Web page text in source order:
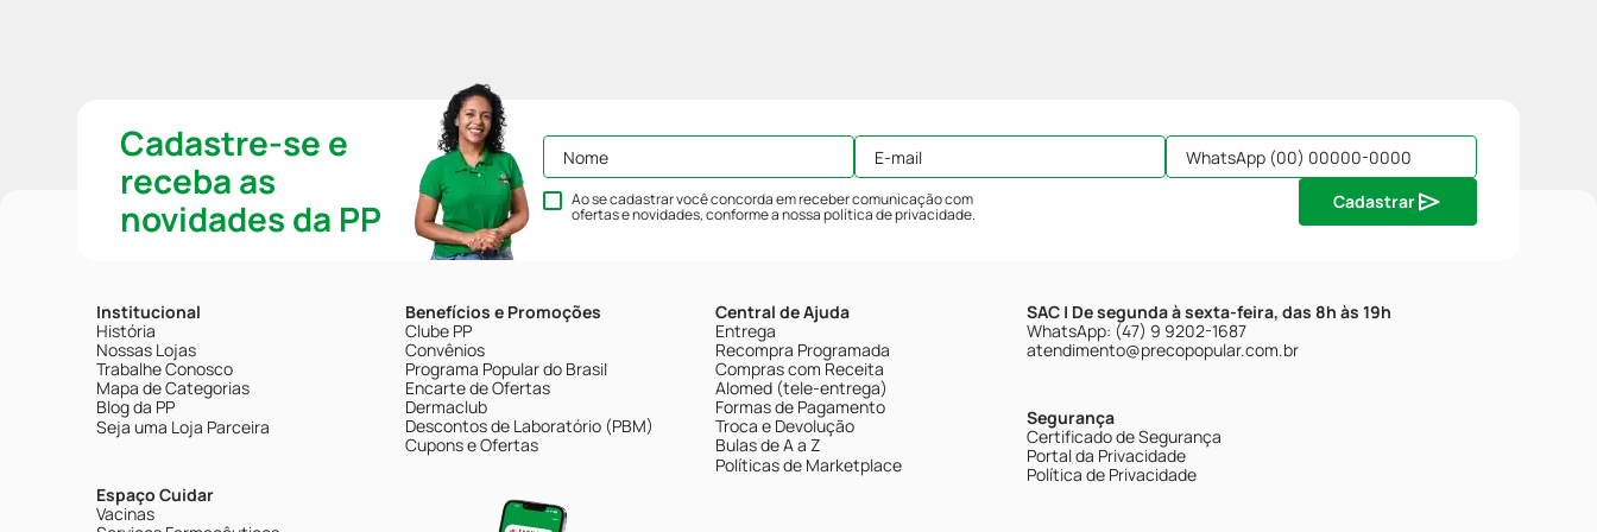
Cadastre-se e
receba as
novidades da PP
Ao se cadastrar você concorda em receber comunicação com
ofertas e novidades, conforme a nossapolítica de privacidade.
Cadastrar
Institucional
História
Nossas Lojas
Trabalhe Conosco
Mapa de Categorias
Blog da PP
Seja uma Loja Parceira
Espaço Cuidar
Vacinas
Benefícios e Promoções
Clube PP
Convênios
Programa Popular do Brasil
Encarte de Ofertas
Dermaclub
Descontos de Laboratório (PBM)
Cupons e Ofertas
Central de Ajuda
Entrega
Recompra Programada
Compras com Receita
Alomed (tele-entrega)
Formas de Pagamento
Troca e Devolução
Bulas de A a Z
Políticas de Marketplace
SAC | De segunda à sexta-feira, das 8h às 19h
WhatsApp: (47) 9 9202-1687
atendimento@precopopular.com.br
Segurança
Certificado de Segurança
Portal da Privacidade
Política de Privacidade